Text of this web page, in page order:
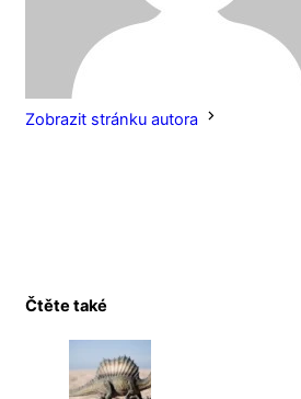
Zobrazit stránku autora
Čtěte také